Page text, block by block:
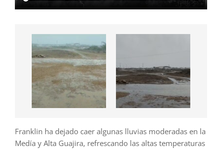
Franklin ha dejado caer algunas lluvias moderadas en la
Medía y Alta Guajira, refrescando las altas temperaturas